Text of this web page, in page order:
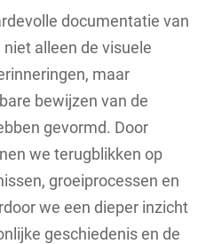
documentatie van
alleen de visuele
maar
bewijzen van de
gevormd. Door
we terugblikken op
groeiprocessen en
we een dieper inzicht
geschiedenis en de